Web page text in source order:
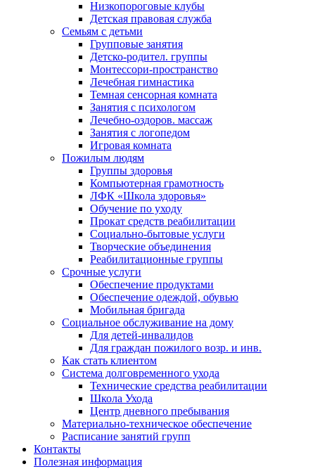
Низкопороговые клубы
Детская правовая служба
Семьям с детьми
Групповые занятия
Детско-родител. группы
Монтессори-пространство
Лечебная гимнастика
Темная сенсорная комната
Занятия с психологом
Лечебно-оздоров. массаж
Занятия с логопедом
Игровая комната
Пожилым людям
Группы здоровья
Компьютерная грамотность
ЛФК «Школа здоровья»
Обучение по уходу
Прокат средств реабилитации
Социально-бытовые услуги
Творческие объединения
Реабилитационные группы
Срочные услуги
Обеспечение продуктами
Обеспечение одеждой, обувью
Мобильная бригада
Социальное обслуживание на дому
Для детей-инвалидов
Для граждан пожилого возр. и инв.
Как стать клиентом
Система долговременного ухода
Технические средства реабилитации
Школа Ухода
Центр дневного пребывания
Материально-техническое обеспечение
Расписание занятий групп
Контакты
Полезная информация